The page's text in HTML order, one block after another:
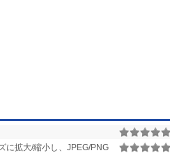
に拡大/縮小し、JPEG/PNG